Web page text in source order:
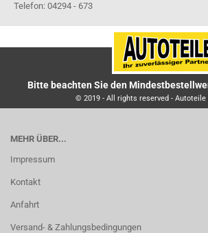
Telefon: 04294 - 673
Bitte beachten Sie den
© 2019 - All rights reserved - Autoteile
MEHR ÜBER...
Impressum
Kontakt
Anfahrt
Versand- & Zahlungsbedingungen